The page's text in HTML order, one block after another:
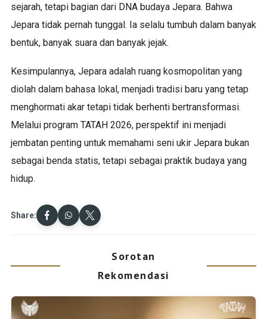
sejarah, tetapi bagian dari DNA budaya Jepara. Bahwa
Jepara tidak pernah tunggal. Ia selalu tumbuh dalam banyak
bentuk, banyak suara dan banyak jejak.
Kesimpulannya, Jepara adalah ruang kosmopolitan yang
diolah dalam bahasa lokal, menjadi tradisi baru yang tetap
menghormati akar tetapi tidak berhenti bertransformasi.
Melalui program TATAH 2026, perspektif ini menjadi
jembatan penting untuk memahami seni ukir Jepara bukan
sebagai benda statis, tetapi sebagai praktik budaya yang
hidup.
Share:
Sorotan
Rekomendasi